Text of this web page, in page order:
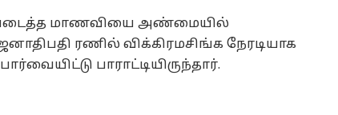
மாணவியை அண்மையில்
ரணில் விக்கிரமசிங்க நேரடியாக
பாராட்டியிருந்தார்.